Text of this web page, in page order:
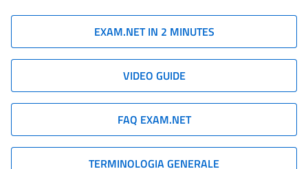
EXAM.NET IN 2 MINUTES
VIDEO GUIDE
FAQ EXAM.NET
TERMINOLOGIA GENERALE